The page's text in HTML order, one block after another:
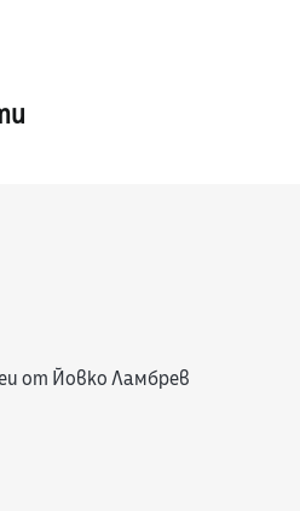
от Йовко Ламбрев